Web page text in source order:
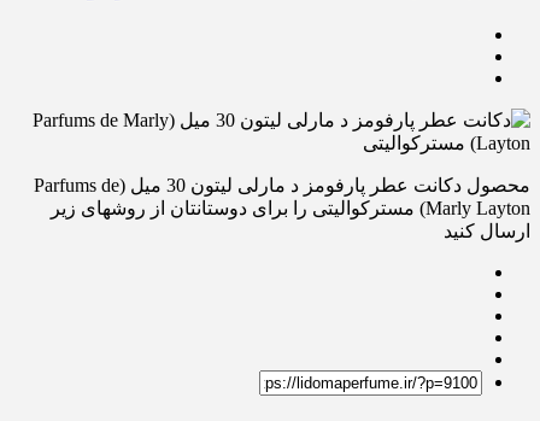
محصول دکانت عطر پارفومز د مارلی لیتون 30 میل (Parfums de
Marly Layton) مسترکوالیتی را برای دوستانتان از روشهای زیر
ارسال کنید